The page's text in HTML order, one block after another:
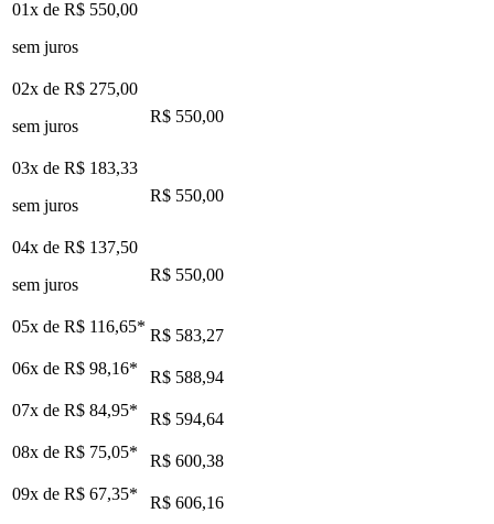
01x de R$ 550,00
sem juros
02x de R$ 275,00
sem juros
R$ 550,00
03x de R$ 183,33
sem juros
R$ 550,00
04x de R$ 137,50
sem juros
R$ 550,00
05x de R$ 116,65* R$ 583,27
06x de R$ 98,16*
R$ 588,94
07x de R$ 84,95*
R$ 594,64
08x de R$ 75,05*
R$ 600,38
09x de R$ 67,35*
R$ 606,16